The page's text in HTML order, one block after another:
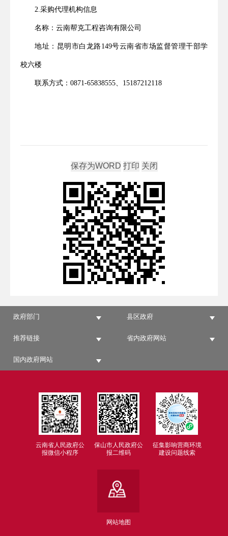
2.采购代理机构信息
名称：云南帮克工程咨询有限公司
地址：昆明市白龙路 149号云南省市场监督管理干部学
校六楼
联系方式： 0871-65838555、 15187212118
政府部门 县区政府
推荐链接 省内政府网站
国内政府网站
云南省人民政府公
报微信小程序
保山市人民政府公
报二维码
征集影响营商环境
建设问题线索
网站地图